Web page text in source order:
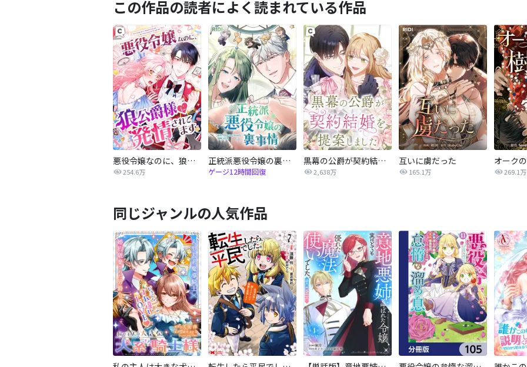
この作品の読者によく読まれている作品
悪役令嬢なのに、狼公爵様に発情されてます
254.6万
正統派悪役令嬢の裏事情
ゲージ12時間回復
黒幕の公爵が契約結婚を提案しました
2,638万
互いに虜だった
165.1万
オーク
269.1万
同じジャンルの人気作品